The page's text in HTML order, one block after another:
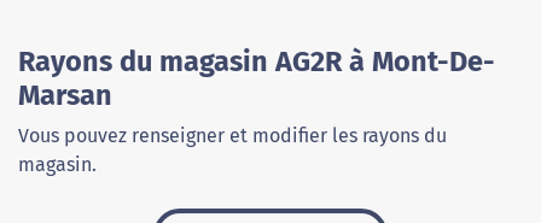
Rayons du magasin AG2R à Mont-De-
Marsan
Vous pouvez renseigner et modifier les rayons du
magasin.